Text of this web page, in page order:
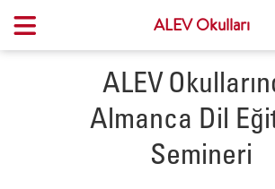
ALEV Okulları